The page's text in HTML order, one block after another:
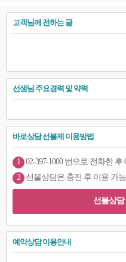
고객님께 전하는 글
선생님 주요경력 및 약력
바로상담 선불제 이용방법
1
02-397-1000 번으로 전화한
2
선불상담은 충전 후 이용 가
선불상담
예약상담 이용안내